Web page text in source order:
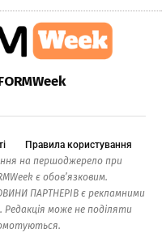
Правила користування
на першоджерело при
є обов’язковим.
ПАРТНЕРІВ є рекламними
може не поділяти